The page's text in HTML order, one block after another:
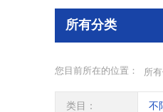
所有分类
您目前所在的位置： 所
类目： 不